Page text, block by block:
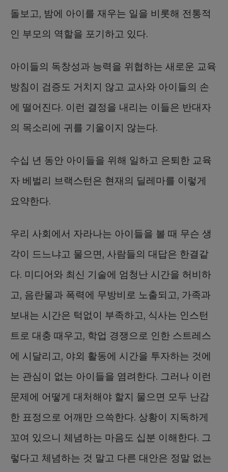
돌보고, 밤에 아이를 재우는 일을 비롯해 전통적
인 부모의 역할을 포기하고 있다.
아이들의 독창성과 능력을 위협하는 새로운 교육
방침이 검증도 거치지 않고 교사와 아이들의 손
에 떨어진다. 이런 결정을 내리는 이들은 반대자
의 목소리에 귀를 기울이지 않는다.
수십 년 동안 아이들을 위해 일하고 은퇴한 교육
자 베벌리 브랙스턴은 현재의 딜레마를 이렇게
요약한다.
우리 사회에서 자라나는 아이들을 볼 때 무슨 생
각이 드느냐고 물으면, 사람들의 대답은 한결같
다. 미디어와 최신 기술에 엄청난 시간을 허비하
고, 음란물과 폭력에 무방비로 노출되고, 가족과
보내는 시간은 턱없이 부족하고, 식사는 인스턴
트로 대충 때우고, 학업 경쟁으로 인한 스트레스
에 시달리고, 야외 활동에 시간을 투자하는 것에
는 관심이 없는 아이들을 염려한다. 그러나 이런
문제에 어떻게 대처해야 할지 물으면 모두 난감
한 표정으로 어깨만 으쓱한다. 상황이 지독하게
꼬여 있으니 체념하는 마음도 십분 이해한다. 그
렇다고 체념하는 것 말고 다른 대안은 정말 없는